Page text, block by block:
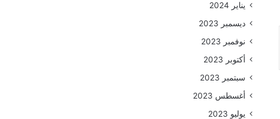
يناير 2024
ديسمبر 2023
نوفمبر 2023
أكتوبر 2023
سبتمبر 2023
أغسطس 2023
يوليو 2023